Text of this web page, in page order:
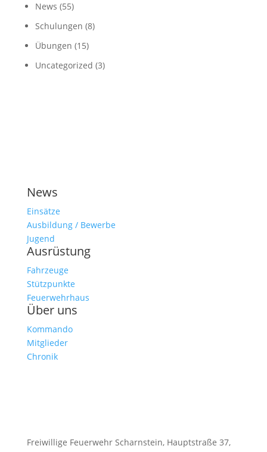
News (55)
Schulungen (8)
Übungen (15)
Uncategorized (3)
News
Einsätze
Ausbildung / Bewerbe
Jugend
Ausrüstung
Fahrzeuge
Stützpunkte
Feuerwehrhaus
Über uns
Kommando
Mitglieder
Chronik
Freiwillige Feuerwehr Scharnstein, Hauptstraße 37,